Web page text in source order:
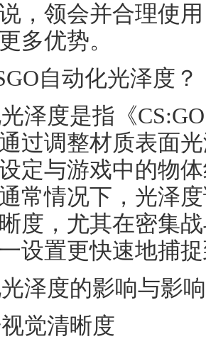
，领会并合理使
多优势。
自动化光泽度？
泽度是指《
过调整材质表面
定与游戏中的物
常情况下，光泽
度，尤其在密集
设置更快速地捕
泽度的影响与影响
觉清晰度